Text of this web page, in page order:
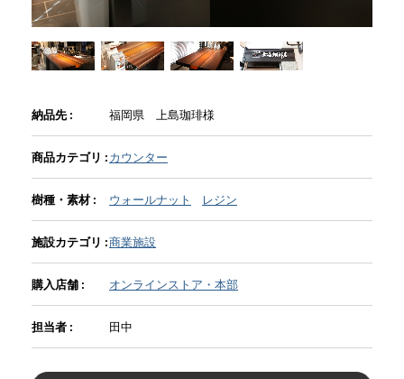
イベント
全商品一覧
新入荷情報
INFORMATION
納品先 : 福岡県 上島珈琲様
商品カテゴリ :カウンター
樹種・素材 : ウォールナット レジン
施設カテゴリ :商業施設
購入店舗 : オンラインストア・本部
担当者 : 田中